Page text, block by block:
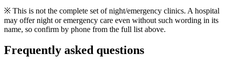
※ This is not the complete set of night/emergency clinics. A hospital
may offer night or emergency care even without such wording in its
name, so confirm by phone from the full list above.
Frequently asked questions